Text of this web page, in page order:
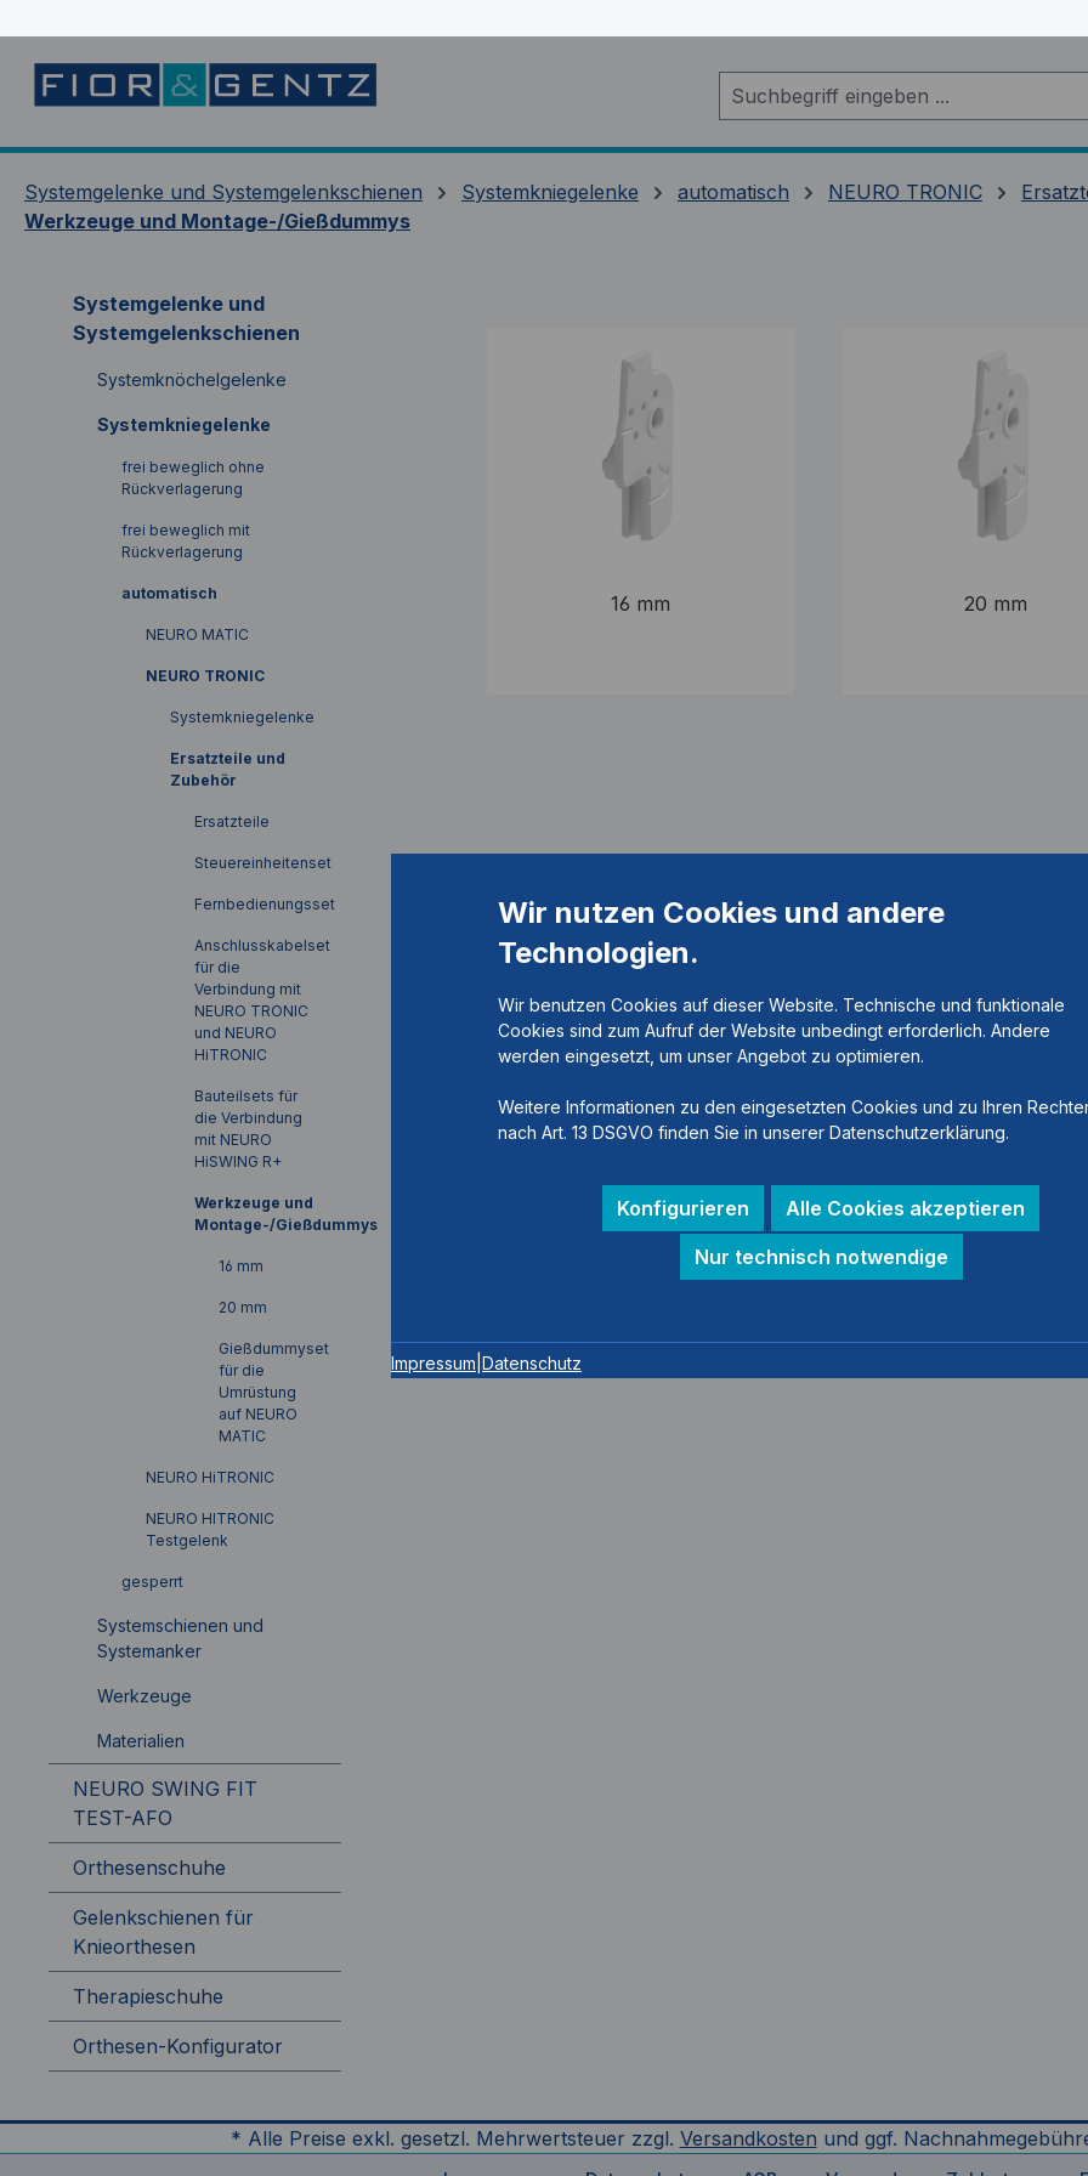
Systemgelenke und Systemgelenkschienen Systemkniegelenke automatisch NEURO TRONIC
Werkzeuge und Montage-/Gießdummys
Systemgelenke und
Systemgelenkschienen
Systemknöchelgelenke
Systemkniegelenke
frei beweglich ohne
Rückverlagerung
frei beweglich mit
Rückverlagerung
automatisch
NEURO MATIC
NEURO TRONIC
Systemkniegelenke
Ersatzteile und
Zubehör
Ersatzteile
Steuereinheitenset
Fernbedienungsset
Anschlusskabelset
für die
Verbindung mit
NEURO TRONIC
und NEURO
HiTRONIC
Bauteilsets für
die Verbindung
mit NEURO
HiSWING R+
Werkzeuge und
Montage-/Gießdummys
16 mm
20 mm
Gießdummyset
für die
Umrüstung
auf NEURO
MATIC
NEURO HiTRONIC
NEURO HITRONIC
Testgelenk
gesperrt
Systemschienen und
Systemanker
Werkzeuge
Materialien
NEURO SWING FIT
TEST-AFO
Orthesenschuhe
Gelenkschienen für
Knieorthesen
Therapieschuhe
Orthesen-Konfigurator
16 mm 20 mm
* Alle Preise exkl. gesetzl. Mehrwertsteuer zzgl. Versandkosten und ggf.
Wir nutzen Cookies und andere
Technologien.
Wir benutzen Cookies auf dieser Website. Technische und funktionale
Cookies sind zum Aufruf der Website unbedingt erforderlich. Andere
werden eingesetzt, um unser Angebot zu optimieren.
Weitere Informationen zu den eingesetzten Cookies und zu Ihren
nach Art. 13 DSGVO finden Sie in unserer Datenschutzerklärung.
Konfigurieren
Alle Cookies akzeptieren
Nur technisch notwendige
Impressum Datenschutz